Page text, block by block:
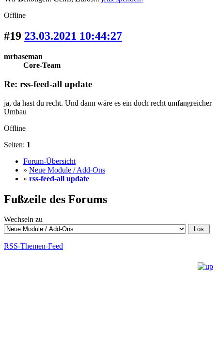
Offline
#19 23.03.2021 10:44:27
mrbaseman
Core-Team
Re: rss-feed-all update
ja, da hast du recht. Und dann wäre es ein doch recht umfangreicher
Umbau
Offline
Seiten: 1
Forum-Übersicht
» Neue Module / Add-Ons
» rss-feed-all update
Fußzeile des Forums
Wechseln zu
RSS-Themen-Feed